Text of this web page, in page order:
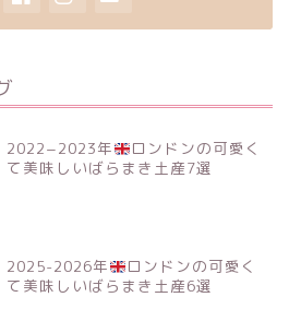
2022−2023年
ロンドンの可愛く
て美味しいばらまき土産7選
2025-2026年
ロンドンの可愛く
て美味しいばらまき土産6選